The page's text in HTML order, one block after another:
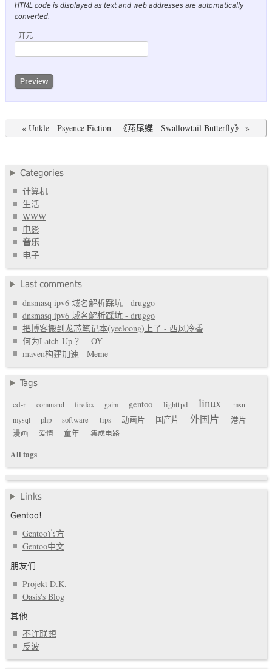
HTML code is displayed as text and web addresses are automatically
converted.
开元
« Unkle - Psyence Fiction - 《燕尾蝶 - Swallowtail Butterfly》 »
Categories
计算机
生活
WWW
电影
音乐
电子
Last comments
dnsmasq ipv6 域名解析踩坑 - druggo
dnsmasq ipv6 域名解析踩坑 - druggo
把博客搬到龙芯笔记本(yeeloong)上了 - 西风冷香
何为Latch-Up ？ - OY
maven构建加速 - Meme
Tags
cd-r
command firefox gaim gentoo lighttpd linux
msn
mysql
php software tips 动画片 国产片 外国片
港片
漫画
爱情 童年 集成电路
All tags
Links
Gentoo!
Gentoo官方
Gentoo中文
朋友们
Projekt D.K.
Oasis's Blog
其他
不许联想
反波